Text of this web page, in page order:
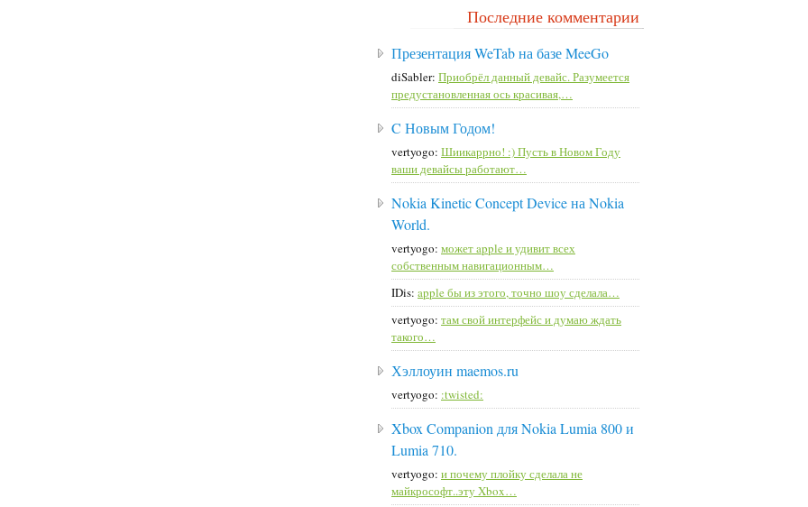
Последние комментарии
Презентация WeTab на базе MeeGo
diSabler: Приобрёл данный девайс. Разумеется
предустановленная ось красивая,…
C Новым Годом!
vertyogo: Шиикаррно! :) Пусть в Новом Году
ваши девайсы работают…
Nokia Kinetic Concept Device на Nokia
World.
vertyogo: может apple и удивит всех
собственным навигационным…
IDis: apple бы из этого, точно шоу сделала…
vertyogo: там свой интерфейс и думаю ждать
такого…
Хэллоуин maemos.ru
vertyogo: :twisted:
Xbox Companion для Nokia Lumia 800 и
Lumia 710.
vertyogo: и почему плойку сделала не
майкрософт..эту Xbox…